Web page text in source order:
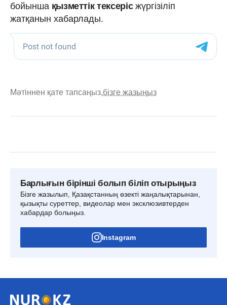
бойынша қызметтік тексеріс жүргізіліп
жатқанын хабарлады.
Мәтіннен қате тапсаңыз,бізге жазыңыз
Барлығын бірінші болып біліп отырыңыз
Бізге жазылып, Қазақстанның өзекті жаңалықтарынан,
қызықты суреттер, видеолар мен эксклюзивтерден
хабардар болыңыз.
Instagram